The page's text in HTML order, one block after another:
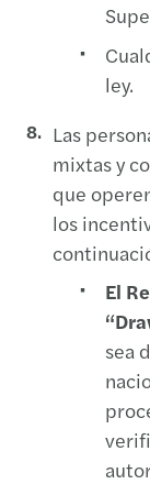
ley.
Las
mixtas y
que
los
El
sea